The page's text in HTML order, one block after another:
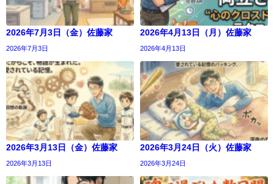
2026年7月3日（金）佐藤家
2026年7月3日
2026年4月13日（月）佐藤家
2026年4月13日
2026年3月13日（金）佐藤家
2026年3月13日
2026年3月24日（火）佐藤家
2026年3月24日